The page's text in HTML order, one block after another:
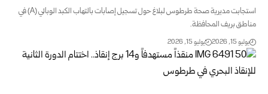
استجابت مديرية صحة طرطوس لبلاغ حول تسجيل إصابات بالتهاب الكبد الوبائي (A) في
مناطق بريف المحافظة.
يوليو 15, 2026 يوليو 15, 2026